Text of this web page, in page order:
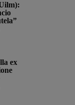
ex